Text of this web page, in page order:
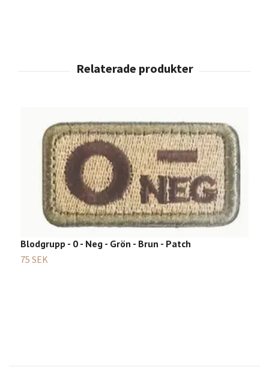
Blodgrupp - 0 - Neg - Grön - Brun - Patch
75 SEK